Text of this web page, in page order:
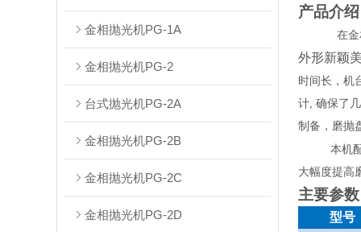
金相抛光机PG-1A
金相抛光机PG-2
台式抛光机PG-2A
金相抛光机PG-2B
金相抛光机PG-2C
金相抛光机PG-2D
产品介
在
外形新颖
时间长，机
计, 确保了
制备，磨抛
本机
大幅度提高
主要参
型号